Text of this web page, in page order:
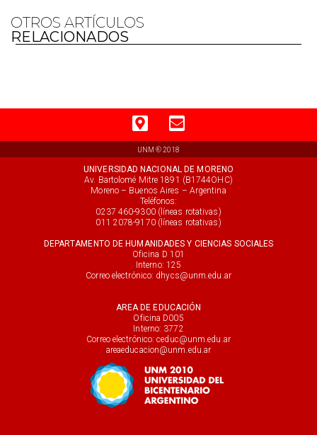
OTROS ARTÍCULOS
RELACIONADOS
UNM ® 2018
UNIVERSIDAD NACIONAL DE MORENO
Av. Bartolomé Mitre 1891 (B1744OHC)
Moreno – Buenos Aires – Argentina
Teléfonos:
0237 460-9300 (líneas rotativas)
011 2078-9170 (líneas rotativas)
DEPARTAMENTO DE HUMANIDADES Y CIENCIAS SOCIALES
Oficina D 101
Interno: 125
Correo electrónico: dhycs@unm.edu.ar
AREA DE EDUCACIÓN
Oficina D005
Interno: 3772
Correo electrónico: ceduc@unm.edu.ar
areaeducacion@unm.edu.ar